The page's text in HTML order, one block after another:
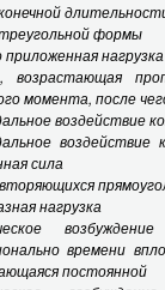
формы
нагрузка
возрастающая
момента, после
воздействие
воздействие
сила
нагрузка
времени
постоянной